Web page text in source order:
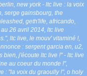
new york - ltc live : la voix
serge gainsbourg the
geth'life africando
26 avril 2014 ltc live
, ltc live le mouv' vitaminé !
: sergent garcia en u2
bien j'écoute ltc live !" - ltc live
au coeur du monde !",
: "la voix du graoully !", o holy